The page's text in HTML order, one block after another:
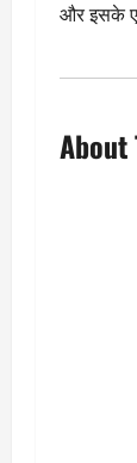
और इसके
About